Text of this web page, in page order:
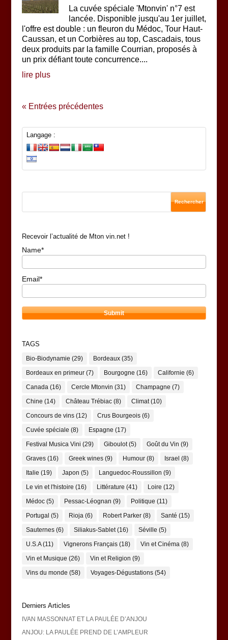
La cuvée spéciale 'Mtonvin' n°7 est
lancée. Disponible jusqu'au 1er juillet,
l'offre est double : un fleuron du Médoc, Tour Haut-
Caussan, et un Corbières au top, Cascadais, tous
deux produits par la famille Courrian, proposés à
un prix défiant toute concurrence....
lire plus
« Entrées précédentes
Langage :
Recevoir l’actualité de Mton vin.net !
Name*
Email*
TAGS
Bio-Biodynamie (29) Bordeaux(35)
Bordeaux en primeur(7) Bourgogne (16) Californie (6)
Canada(16) Cercle Mtonvin (31) Champagne (7)
Chine (14) Château Trébiac(8) Climat(10)
Concours de vins(12) Crus Bourgeois(6)
Cuvée spéciale (8) Espagne (17)
Festival Musica Vini (29) Giboulot(5) Goût du Vin (9)
Graves(16) Greek wines(9) Humour(8) Israel (8)
Italie (19) Japon (5) Languedoc-Roussillon (9)
Le vin et l'histoire (16) Littérature (41) Loire (12)
Médoc(5) Pessac-Léognan (9) Politique (11)
Portugal (5) Rioja(6) Robert Parker(8) Santé (15)
Sauternes(6) Siliakus-Sablet(16) Séville (5)
U.S.A(11) Vignerons Français(18) Vin et Cinéma(8)
Vin et Musique (26) Vin et Religion (9)
Vins du monde (58) Voyages-Dégustations(54)
Derniers Articles
IVAN MASSONNAT ET LA PAULÉE D’ANJOU
ANJOU: LA PAULÉE PREND DE L’AMPLEUR